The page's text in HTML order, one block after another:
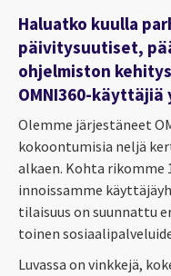
Haluatko kuulla
päivitysuutiset,
ohjelmiston
OMNI360-käyttäjiä
Olemme järjestäneet
kokoontumisia neljä
alkaen. Kohta rikomme
innoissamme
tilaisuus on suunnattu
toinen
Luvassa on vinkkejä,